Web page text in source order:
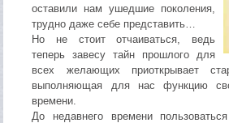
оставили нам ушедшие поколения,
трудно даже себе представить…
Но не стоит отчаиваться, ведь
теперь завесу тайн прошлого для
всех желающих приоткрывает
выполняющая для нас функцию
времени.
До недавнего времени